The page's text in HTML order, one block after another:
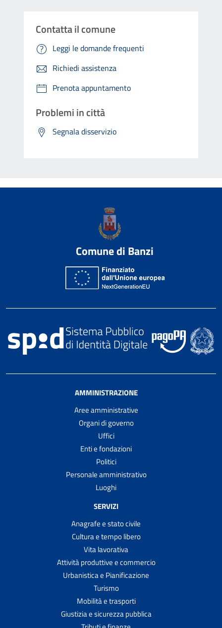
Contatta il comune
Leggi le domande frequenti
Richiedi assistenza
Prenota appuntamento
Problemi in città
Segnala disservizio
Comune di Banzi
AMMINISTRAZIONE
Aree amministrative
Organi di governo
Uffici
Enti e fondazioni
Politici
Personale amministrativo
Luoghi
SERVIZI
Anagrafe e stato civile
Cultura e tempo libero
Vita lavorativa
Attività produttive e commercio
Urbanistica e Pianificazione
Turismo
Mobilità e trasporti
Giustizia e sicurezza pubblica